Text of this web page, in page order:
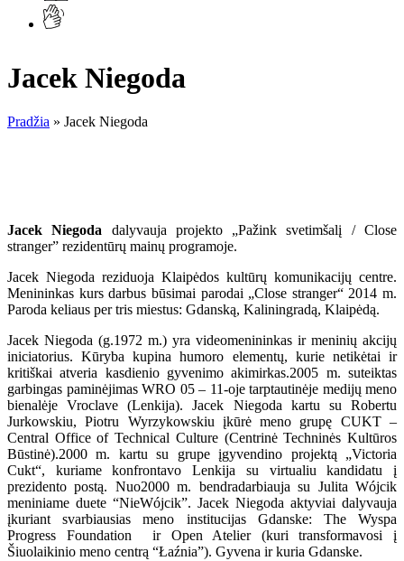
Jacek Niegoda
Pradžia » Jacek Niegoda
Jacek Niegoda dalyvauja projekto „Pažink svetimšalį / Close
stranger” rezidentūrų mainų programoje.
Jacek Niegoda reziduoja Klaipėdos kultūrų komunikacijų centre.
Menininkas kurs darbus būsimai parodai „Close stranger“ 2014 m.
Paroda keliaus per tris miestus: Gdanską, Kaliningradą, Klaipėdą.
Jacek Niegoda (g.1972 m.) yra videomenininkas ir meninių akcijų
iniciatorius. Kūryba kupina humoro elementų, kurie netikėtai ir
kritiškai atveria kasdienio gyvenimo akimirkas.2005 m. suteiktas
garbingas paminėjimas WRO 05 – 11-oje tarptautinėje medijų meno
bienalėje Vroclave (Lenkija). Jacek Niegoda kartu su Robertu
Jurkowskiu, Piotru Wyrzykowskiu įkūrė meno grupę CUKT –
Central Office of Technical Culture (Centrinė Techninės Kultūros
Būstinė).2000 m. kartu su grupe įgyvendino projektą „Victoria
Cukt“, kuriame konfrontavo Lenkija su virtualiu kandidatu į
prezidento postą. Nuo2000 m. bendradarbiauja su Julita Wójcik
meniniame duete “NieWójcik”. Jacek Niegoda aktyviai dalyvauja
įkuriant svarbiausias meno institucijas Gdanske: The Wyspa
Progress Foundation ir Open Atelier (kuri transformavosi į
Šiuolaikinio meno centrą “Łaźnia”). Gyvena ir kuria Gdanske.